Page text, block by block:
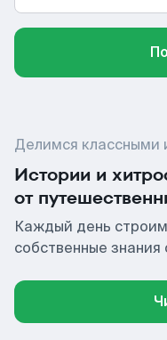
Делимся классными
Истории и
от
Каждый день
собственные знания